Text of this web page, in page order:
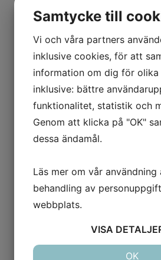
hög avgift. Returnera inga
ursprungligen från från
Publishers A.S och gäller
utländsk katalog
(Fairguide.com eller
sannolikt aldrig får valuta
formuläret 1271 Euro per
tecknar upp dig på tre år
kronor.
Publishers A.S
Företag/Produkt till
2020
Bildalbum
Samtycke till
Vi och våra partners
inklusive cookies, för att
information om dig för olika
inklusive: bättre
funktionalitet, statistik och
Genom att klicka på "OK"
dessa ändamål.
Läs mer om vår
behandling av
webbplats.
VISA
OK